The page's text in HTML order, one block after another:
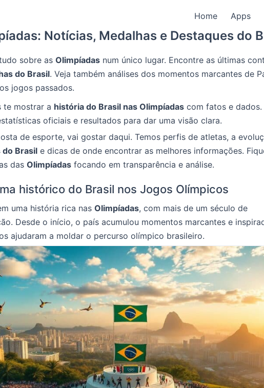
Home Apps
Notícias, Medalhas e Destaques do
sobre as Olimpíadas num único lugar. Encontre as últimas
do Brasil. Veja também análises dos momentos marcantes de
jogos passados.
te mostrar a história do Brasil nas Olimpíadas com fatos e dados.
oficiais e resultados para dar uma visão clara.
de esporte, vai gostar daqui. Temos perfis de atletas, a
do Brasil e dicas de onde encontrar as melhores informações.
das Olimpíadas focando em transparência e análise.
histórico do Brasil nos Jogos Olímpicos
uma história rica nas Olimpíadas, com mais de um século de
Desde o início, o país acumulou momentos marcantes e
ajudaram a moldar o percurso olímpico brasileiro.